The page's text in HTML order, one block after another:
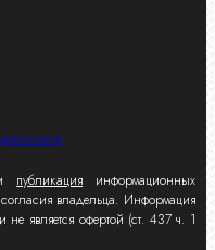
публикация информационных
владельца. Информация
является офертой (ст. 437 ч. 1